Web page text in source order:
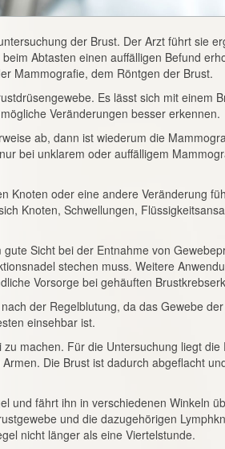
der Brust. Der Arzt führt sie
Abtasten einen auffälligen Befund
Mammografie, dem Röntgen der Brust.
Es lässt sich mit einem
Veränderungen besser erkennen.
ab, dann ist wiederum die
bei unklarem oder auffälligem
Knoten oder eine andere Veränderung
Knoten, Schwellungen,
Sicht bei der Entnahme von
stechen muss. Weitere
Vorsorge bei gehäuften
der Regelblutung, da das Gewebe
einsehbar ist.
machen. Für die Untersuchung liegt die
Die Brust ist dadurch abgeflacht
und fährt ihn in verschiedenen Winkeln
und die dazugehörigen
nicht länger als eine Viertelstunde.